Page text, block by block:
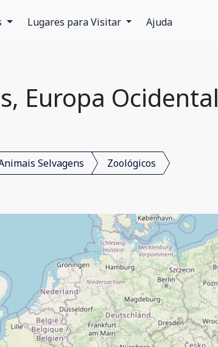
Lugares para Visitar Ajuda
Europa Ocidental
Selvagens Zoológicos